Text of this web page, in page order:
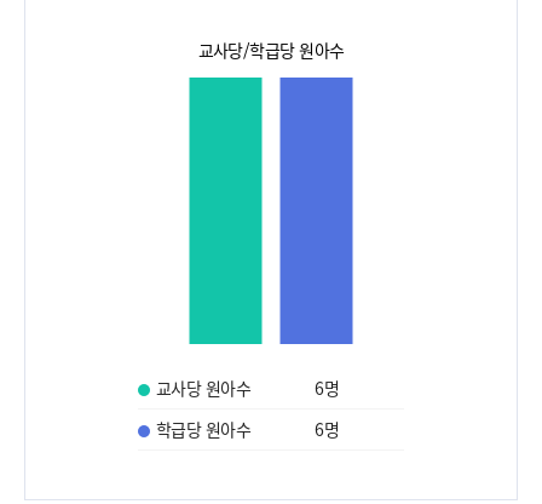
교사당/학급당 원아수
교사당 원아수 6명
학급당 원아수
6명